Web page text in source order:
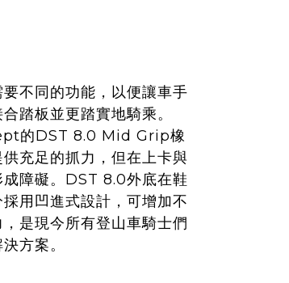
不同的功能，以便讓車手
踏板並更踏實地騎乘。
的DST 8.0 Mid Grip橡
充足的抓力，但在上卡與
成障礙。DST 8.0外底在鞋
用凹進式設計，可增加不
是現今所有登山車騎士們
方案。